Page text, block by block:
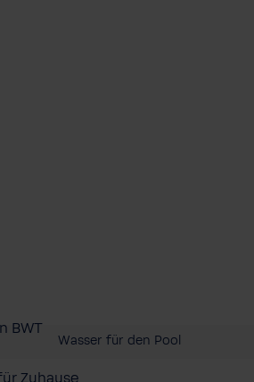
BWT
Zuhause
Wasser für den Pool